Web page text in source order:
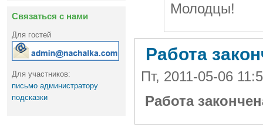
Связаться с нами
Для гостей
Для участников:
письмо администратору
подсказки
Молодцы!
Работа
Пт, 2011-05-06
Работа